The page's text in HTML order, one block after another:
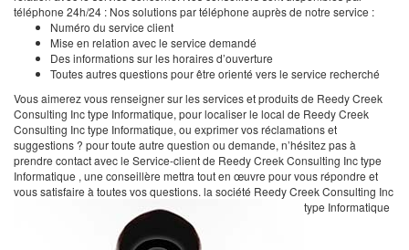
téléphone 24h/24 : Nos solutions par téléphone auprès de notre service :
Numéro du service client
Mise en relation avec le service demandé
Des informations sur les horaires d’ouverture
Toutes autres questions pour être orienté vers le service recherché
Vous aimerez vous renseigner sur les services et produits de Reedy Creek
Consulting Inc type Informatique, pour localiser le local de Reedy Creek
Consulting Inc type Informatique, ou exprimer vos réclamations et
suggestions ? pour toute autre question ou demande, n’hésitez pas à
prendre contact avec le Service-client de Reedy Creek Consulting Inc type
Informatique , une conseillère mettra tout en œuvre pour vous répondre et
vous satisfaire à toutes vos questions. la société Reedy Creek Consulting Inc
type Informatique